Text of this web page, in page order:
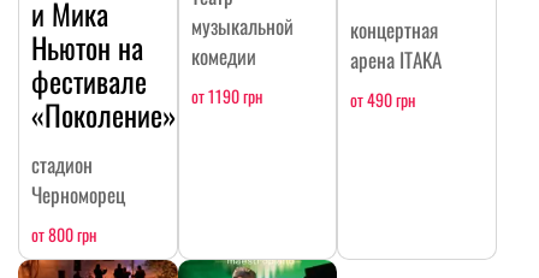
и Мика
Ньютон на
фестивале
«Поколение»
стадион
Черноморец
от 800 грн
музыкальной
комедии
от 1190 грн
концертная
арена ITAKA
от 490 грн